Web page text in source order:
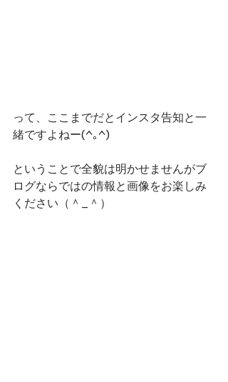
って、ここまでだとインスタ告知と一
緒ですよねー(^｡^)
ということで全貌は明かせませんがブ
ログならではの情報と画像をお楽しみ
ください（＾_＾）